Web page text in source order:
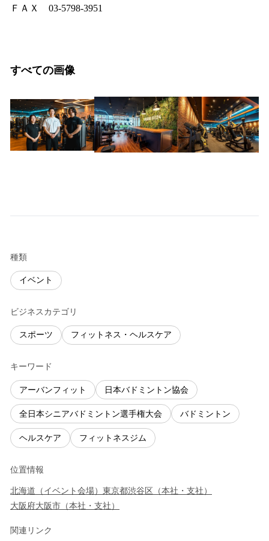
ＦＡＸ 03-5798-3951
すべての画像
種類
イベント
ビジネスカテゴリ
スポーツ フィットネス・ヘルスケア
キーワード
アーバンフィット 日本バドミントン協会
全日本シニアバドミントン選手権大会 バドミントン
ヘルスケア フィットネスジム
位置情報
北海道 （ イベント会場） 東京都渋谷区 （本社・支社 ）
大阪府大阪市 （本社・支社 ）
関連リンク